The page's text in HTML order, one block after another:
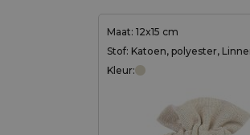
Maat: 12x15 cm
Stof: Katoen, polyester,
Kleur: